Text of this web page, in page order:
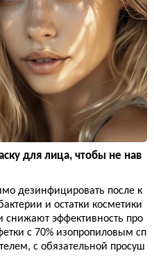
для лица, чтобы не нав
дезинфицировать после к
и остатки косметики
эффективность про
с 70% изопропиловым сп
с обязательной просуш